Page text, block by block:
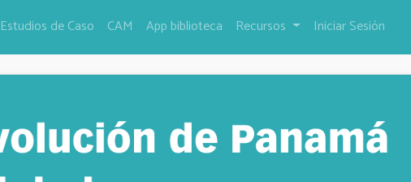
Estudios de Caso CAM App biblioteca Recursos Iniciar Sesión